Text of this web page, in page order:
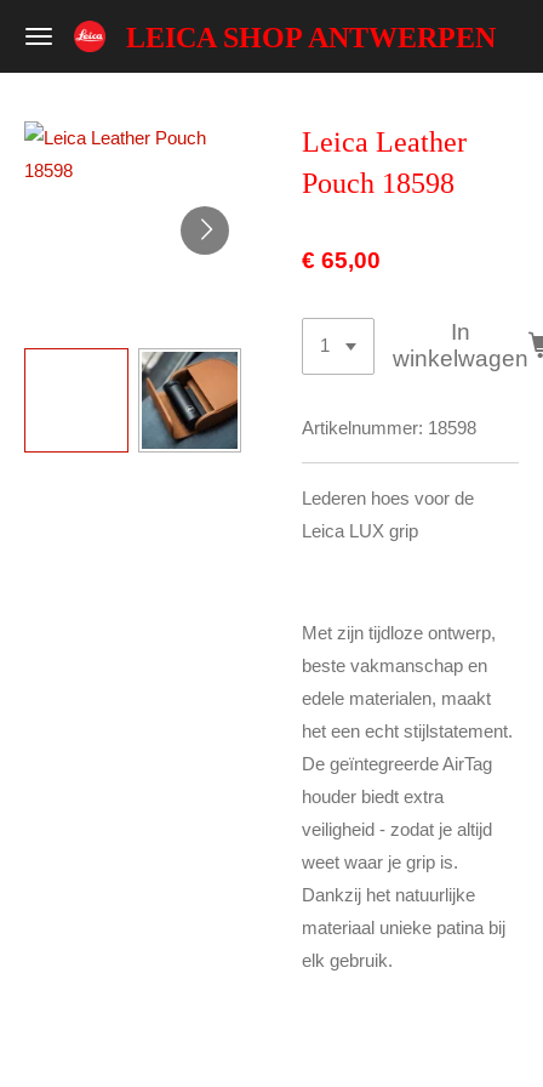
Ga
de
LEICA SHOP ANTWERPEN
Leica Leather
Pouch 18598
€ 65,00
In
winkelwagen
Artikelnummer: 18598
Lederen hoes voor de
Leica LUX grip
Met zijn tijdloze ontwerp,
beste vakmanschap en
edele materialen, maakt
het een echt stijlstatement.
De geïntegreerde AirTag
houder biedt extra
veiligheid - zodat je altijd
weet waar je grip is.
Dankzij het natuurlijke
materiaal unieke patina bij
elk gebruik.